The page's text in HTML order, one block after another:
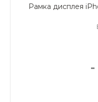
Рамка дисплея
-